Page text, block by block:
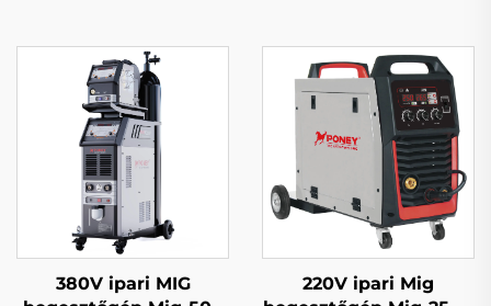
380V ipari MIG
220V ipari Mig